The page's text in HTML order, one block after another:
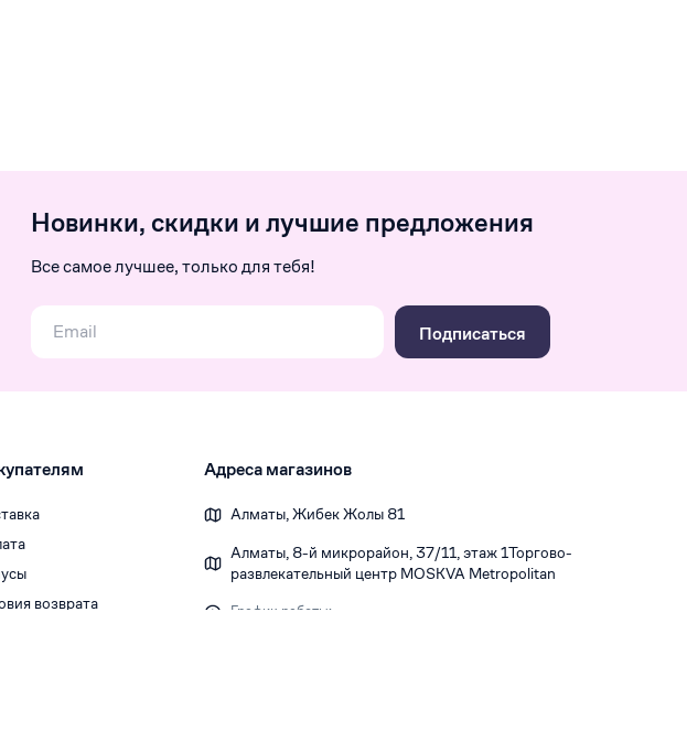
Новинки, скидки и лучшие предложения
Все самое лучшее, только для тебя!
Подписаться
возврата
Адреса магазинов
Алматы, Жибек Жолы 81
Алматы, 8-й микрорайон, 37/1​1, этаж 1 ​Торгово-
развлекательный центр MOSKVA Metropolitan
График работы: